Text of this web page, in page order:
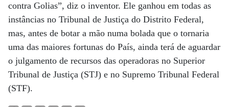
contra Golias”, diz o inventor. Ele ganhou em todas as
instâncias no Tribunal de Justiça do Distrito Federal,
mas, antes de botar a mão numa bolada que o tornaria
uma das maiores fortunas do País, ainda terá de aguardar
o julgamento de recursos das operadoras no Superior
Tribunal de Justiça (STJ) e no Supremo Tribunal Federal
(STF).